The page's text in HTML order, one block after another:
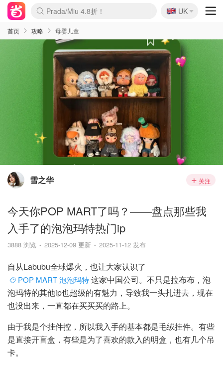
麦卢卡蜂蜜夏促！个位数！
Prada/Miu 4.8折！
啥？必胜客披萨5折！
🇬🇧
UK
首页 攻略 母婴儿童
雪之华 关注
今天你POP MART了吗？——盘点那些我
入手了的泡泡玛特热门ip
3888 浏览 2025-12-09 更新 2025-11-12 发布
自从Labubu全球爆火，也让大家认识了
POP MART 泡泡玛特这家中国公司。不只是拉布布，泡
泡玛特的其他ip也超级的有魅力，导致我一头扎进去，现在
也没出来，一直都在买买买的路上。
由于我是个挂件控，所以我入手的基本都是毛绒挂件。有些
是直接开盲盒，有些是为了喜欢的款入的明盒，也有几个吊
卡。